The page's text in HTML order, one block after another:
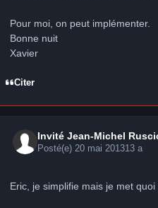
Pour moi, on peut implémenter.
Bonne nuit
Xavier
Citer
Invité Jean-Michel
Posté(e)20 mai 201313 a
Eric, je simplifie mais je met